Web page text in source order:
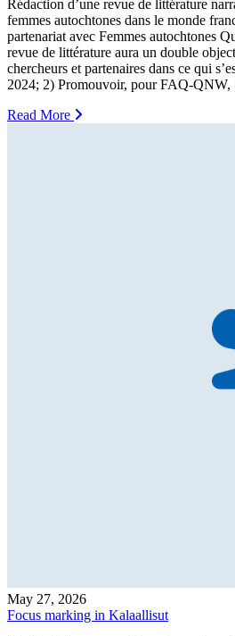
Rédaction d’une revue de littérature
femmes autochtones dans le monde
partenariat avec Femmes autochtones
revue de littérature aura un double
chercheurs et partenaires dans ce qui
2024; 2) Promouvoir, pour FAQ-
Read More
May 27, 2026
Focus marking in Kalaallisut